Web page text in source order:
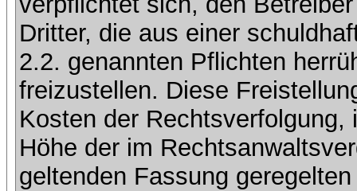
Dritter, die aus einer
2.2. genannten Pflichten
freizustellen. Diese
Kosten der
Höhe der im
geltenden Fassung